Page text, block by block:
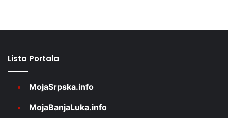
Lista Portala
MojaSrpska.info
MojaBanjaLuka.info